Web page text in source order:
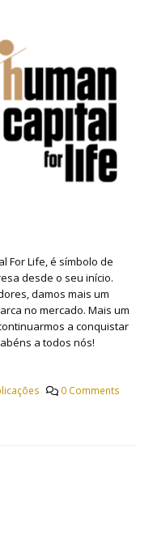
For Life, é símbolo de
desde o seu início.
damos mais um
no mercado. Mais um
a conquistar
a todos nós!
0 Comments